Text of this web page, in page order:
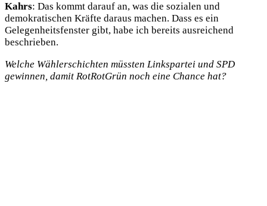
Kahrs: Das kommt darauf an, was die sozialen und
demokratischen Kräfte daraus machen. Dass es ein
Gelegenheitsfenster gibt, habe ich bereits ausreichend
beschrieben.
Welche Wählerschichten müssten Linkspartei und SPD
gewinnen, damit RotRotGrün noch eine Chance hat?